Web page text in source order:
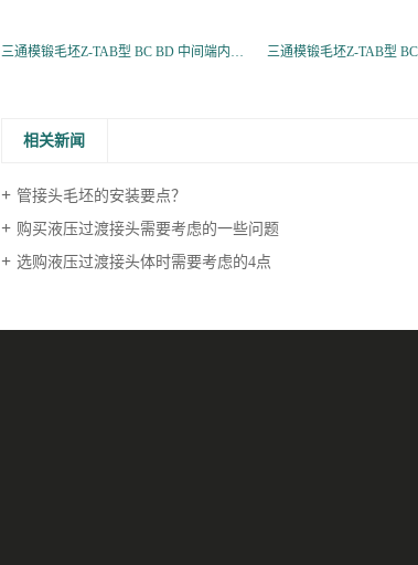
三通模锻毛坯Z-TAB型 BC BD 中间端内螺纹三通接头
相关新闻
管接头毛坯的安装要点？
购买液压过渡接头需要考虑的一些问题
选购液压过渡接头体时需要考虑的4点